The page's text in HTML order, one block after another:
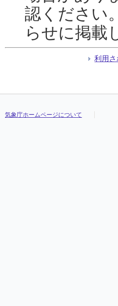
認ください
らせに掲載
利用
気象庁ホームページについて